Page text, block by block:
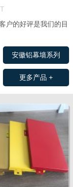
户的好评是我们的目
安徽铝幕墙系列
更多产品 +